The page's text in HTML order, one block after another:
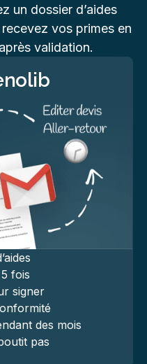
un dossier d’aides
vos primes en
validation.
fois
signer
des mois
pas